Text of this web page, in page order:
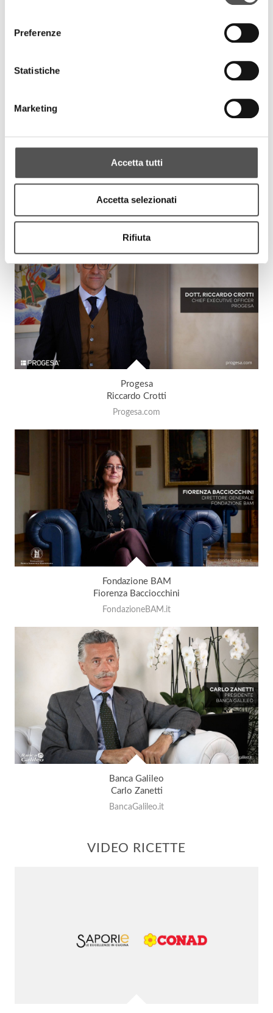
Preferenze
Statistiche
Marketing
Accetta tutti
Accetta selezionati
Rifiuta
MadeHSE - Gruppo Marcegaglia
Antonio Marcegaglia
MadeHSE.com
Progesa
Riccardo Crotti
Progesa.com
Fondazione BAM
Fiorenza Bacciocchini
FondazioneBAM.it
Banca Galileo
Carlo Zanetti
BancaGalileo.it
VIDEO RICETTE